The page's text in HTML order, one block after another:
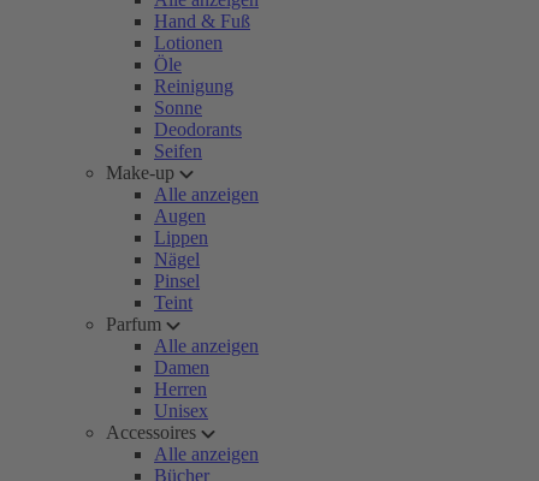
Hand & Fuß
Lotionen
Öle
Reinigung
Sonne
Deodorants
Seifen
Make-up
Alle anzeigen
Augen
Lippen
Nägel
Pinsel
Teint
Parfum
Alle anzeigen
Damen
Herren
Unisex
Accessoires
Alle anzeigen
Bücher